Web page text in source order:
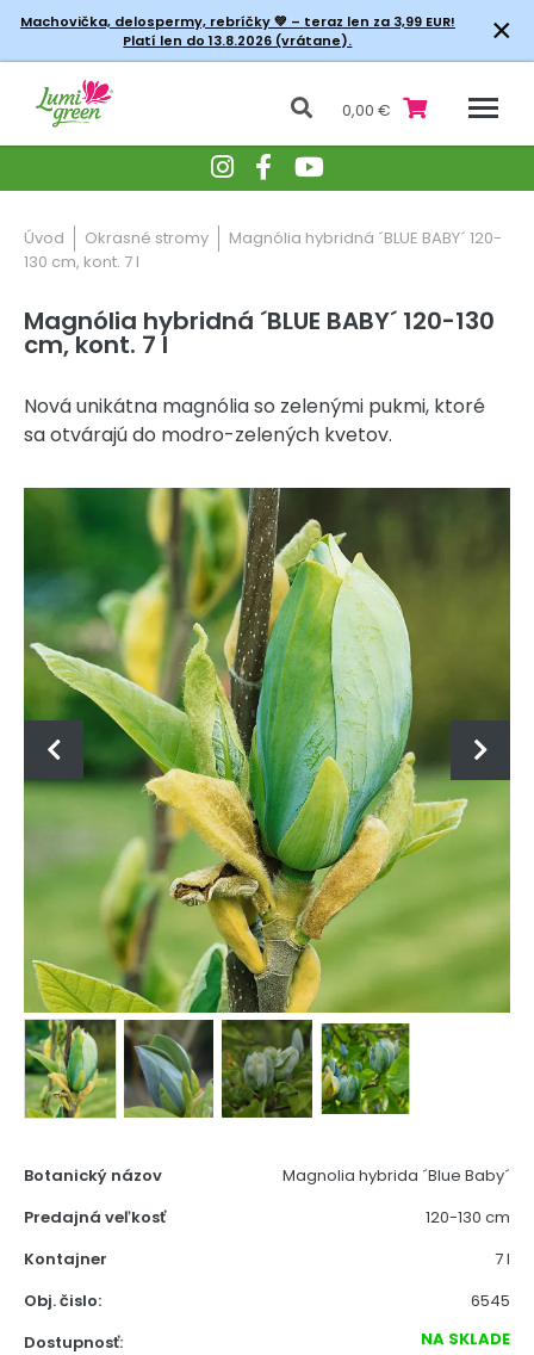
Machovička, delospermy, rebríčky💚 – teraz len za 3,99 EUR!
Platí len do 13.8.2026 (vrátane).
×
0,00 €
Úvod Okrasné stromy
Magnólia hybridná ´BLUE BABY´ 120-
130 cm, kont. 7 l
Magnólia hybridná ´BLUE BABY´ 120-130
cm, kont. 7 l
Nová unikátna magnólia so zelenými pukmi, ktoré
sa otvárajú do modro-zelených kvetov.
Botanický názov
Magnolia hybrida ´Blue Baby´
Predajná veľkosť
120-130 cm
Kontajner
7 l
Obj. čislo:
6545
Dostupnosť:
NA SKLADE